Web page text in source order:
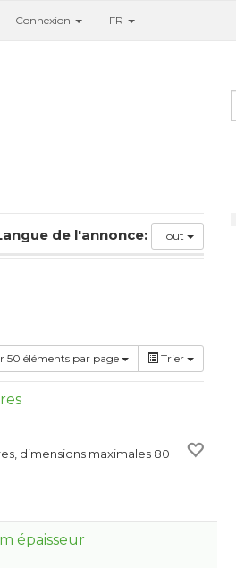
Connexion FR
de l'annonce: Tout
50 éléments par page Trier
dimensions maximales 80
épaisseur